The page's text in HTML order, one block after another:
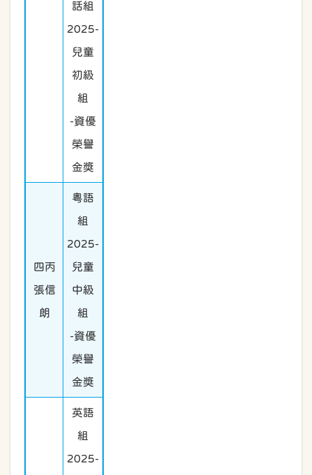
話組
2025-
兒童
初級
組
-資優
榮譽
金獎
四丙
張信
朗
粵語
組
2025-
兒童
中級
組
-資優
榮譽
金獎
英語
組
2025-